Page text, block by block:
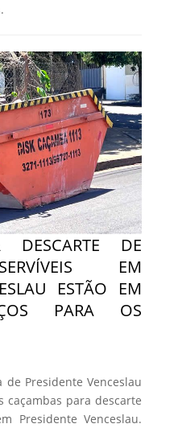
DESCARTE DE
EM
ESTÃO EM
PARA OS
de Presidente Venceslau
caçambas para descarte
Presidente Venceslau.